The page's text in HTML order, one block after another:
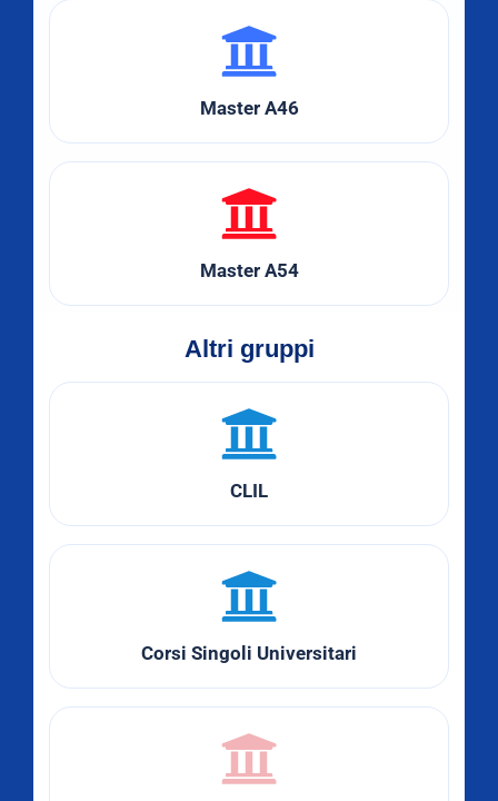
Master A46
Master A54
Altri gruppi
CLIL
Corsi Singoli Universitari